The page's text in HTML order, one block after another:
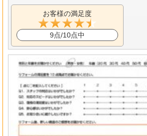
お客様の満足度
9点/10点中